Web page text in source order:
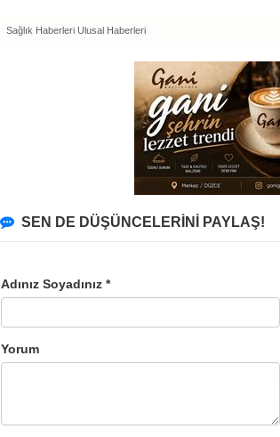
Sağlık Haberleri Ulusal Haberleri
SEN DE DÜŞÜNCELERİNİ PAYLAŞ!
Adınız Soyadınız *
Yorum